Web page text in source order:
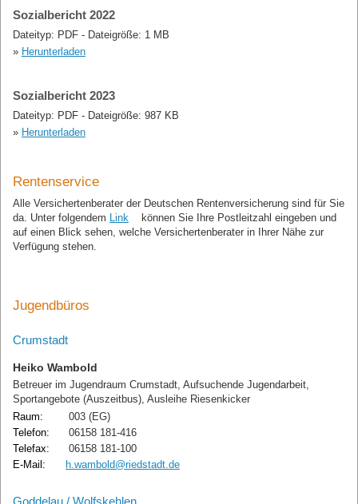
Sozialbericht 2022
Dateityp: PDF - Dateigröße: 1 MB
» Herunterladen
Sozialbericht 2023
Dateityp: PDF - Dateigröße: 987 KB
» Herunterladen
Rentenservice
Alle Versichertenberater der Deutschen Rentenversicherung sind für Sie
da. Unter folgendem Link
können Sie Ihre Postleitzahl eingeben und
auf einen Blick sehen, welche Versichertenberater in Ihrer Nähe zur
Verfügung stehen.
Jugendbüros
Crumstadt
Heiko Wambold
Betreuer im Jugendraum Crumstadt, Aufsuchende Jugendarbeit,
Sportangebote (Auszeitbus), Ausleihe Riesenkicker
Raum:
003 (EG)
Telefon:
06158 181-416
Telefax:
06158 181-100
E-Mail:
h.wambold@riedstadt.de
Goddelau / Wolfskehlen